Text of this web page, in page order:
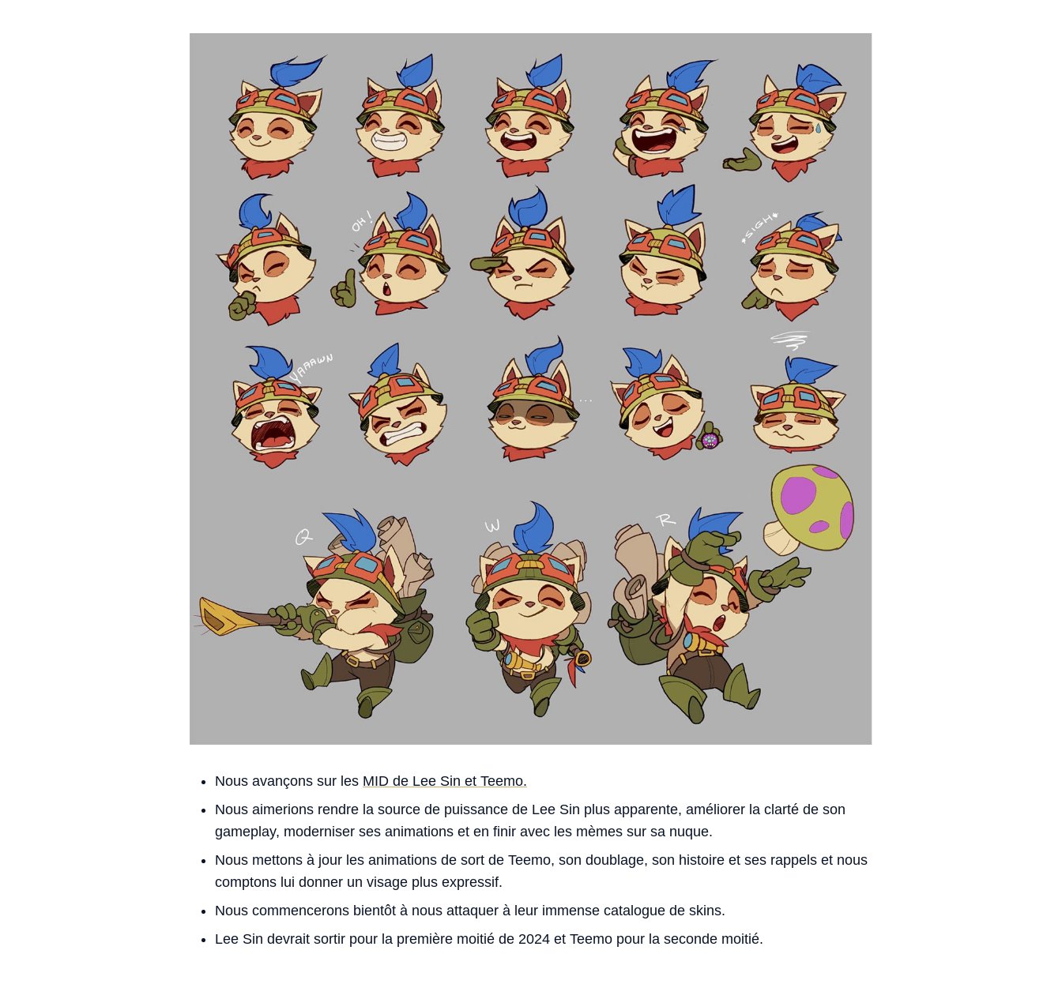
Nous avançons sur les MID de Lee Sin et Teemo.
Nous aimerions rendre la source de puissance de Lee Sin plus apparente, améliorer la clarté de son
gameplay, moderniser ses animations et en finir avec les mèmes sur sa nuque.
Nous mettons à jour les animations de sort de Teemo, son doublage, son histoire et ses rappels et nous
comptons lui donner un visage plus expressif.
Nous commencerons bientôt à nous attaquer à leur immense catalogue de skins.
Lee Sin devrait sortir pour la première moitié de 2024 et Teemo pour la seconde moitié.